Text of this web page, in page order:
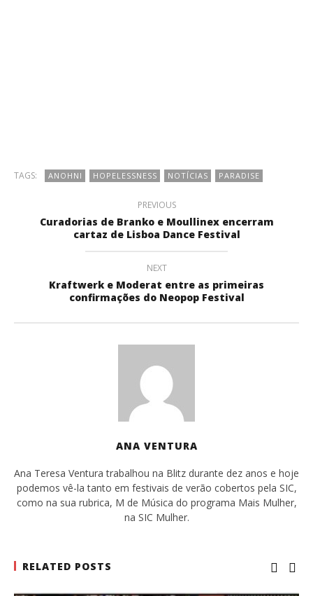
TAGS: ANOHNI HOPELESSNESS NOTÍCIAS PARADISE
PREVIOUS
Curadorias de Branko e Moullinex encerram
cartaz de Lisboa Dance Festival
NEXT
Kraftwerk e Moderat entre as primeiras
confirmações do Neopop Festival
ANA VENTURA
Ana Teresa Ventura trabalhou na Blitz durante dez anos e hoje
podemos vê-la tanto em festivais de verão cobertos pela SIC,
como na sua rubrica, M de Música do programa Mais Mulher,
na SIC Mulher.
RELATED POSTS